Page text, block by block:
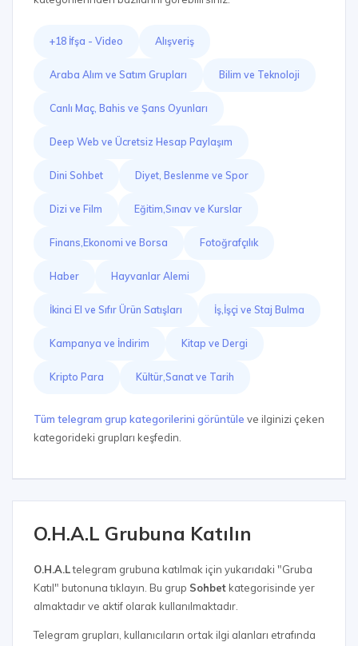
+18 İfşa - Video Alışveriş
Araba Alım ve Satım Grupları Bilim ve Teknoloji
Canlı Maç, Bahis ve Şans Oyunları
Deep Web ve Ücretsiz Hesap Paylaşım
Dini Sohbet Diyet, Beslenme ve Spor
Dizi ve Film Eğitim,Sınav ve Kurslar
Finans,Ekonomi ve Borsa Fotoğrafçılık
Haber Hayvanlar Alemi
İkinci El ve Sıfır Ürün Satışları İş,İşçi ve Staj Bulma
Kampanya ve İndirim Kitap ve Dergi
Kripto Para Kültür,Sanat ve Tarih
Tüm telegram grup kategorilerini görüntüle ve ilginizi çeken
kategorideki grupları keşfedin.
O.H.A.L Grubuna Katılın
O.H.A.Ltelegram grubuna katılmak için yukarıdaki "Gruba
Katıl" butonuna tıklayın. Bu grup Sohbet kategorisinde yer
almaktadır ve aktif olarak kullanılmaktadır.
Telegram grupları, kullanıcıların ortak ilgi alanları etrafında